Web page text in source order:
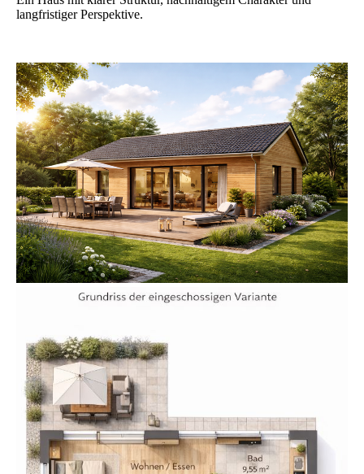
langfristiger Perspektive.